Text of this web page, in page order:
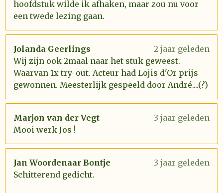
hoofdstuk wilde ik afhaken, maar zou nu voor
een twede lezing gaan.
Jolanda Geerlings
2 jaar geleden
Wij zijn ook 2maal naar het stuk geweest.
Waarvan 1x try-out. Acteur had Lojis d'Or prijs
gewonnen. Meesterlijk gespeeld door André....(?)
Marjon van der Vegt
3 jaar geleden
Mooi werk Jos !
Jan Woordenaar Bontje
3 jaar geleden
Schitterend gedicht.